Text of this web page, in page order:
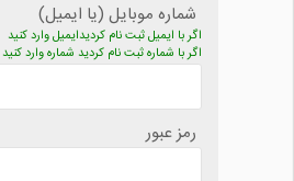
شماره موبایل (یا ایمیل)
اگر با ایمیل ثبت نام کردیدایمیل وارد کنید
اگر با شماره ثبت نام کردید شماره وارد کنید 9129876543
رمز عبور